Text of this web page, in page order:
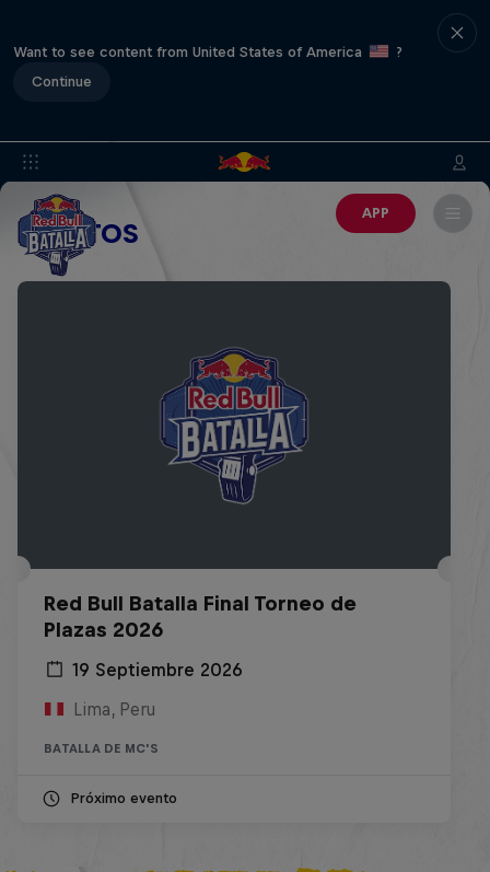
Want to see content from United States of America
?
Continue
APP
EVENTOS
Red Bull Batalla Final Torneo de
Plazas 2026
19 Septiembre 2026
Lima, Peru
BATALLA DE MC'S
Próximo evento